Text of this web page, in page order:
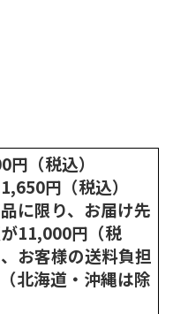
（税込）
円（税込）
に限り、お届け先
11,000円（税
お客様の送料負担
北海道・沖縄は除